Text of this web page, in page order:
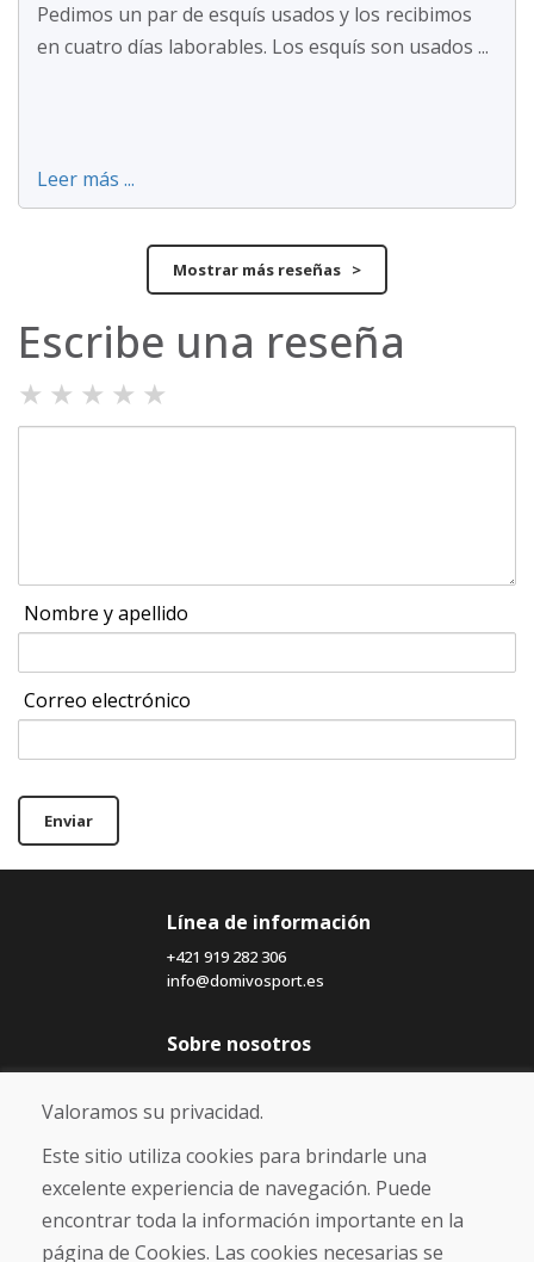
Pedimos un par de esquís usados y los recibimos
en cuatro días laborables. Los esquís son usados ...
Leer más ...
Mostrar más reseñas >
Escribe una reseña
★ ★ ★ ★ ★
Nombre y apellido
Correo electrónico
Enviar
Línea de información
+421 919 282 306
info@domivosport.es
Sobre nosotros
Blog
Sobre nosotros
Comercio
Contacto
Compra
Tienda electrónica
Valoramos su privacidad.
Este sitio utiliza cookies para brindarle una
excelente experiencia de navegación. Puede
encontrar toda la información importante en la
página de Cookies. Las cookies necesarias se